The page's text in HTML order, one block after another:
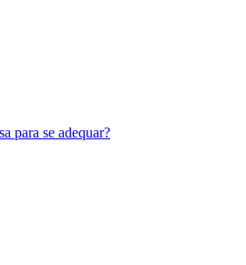
para se adequar?